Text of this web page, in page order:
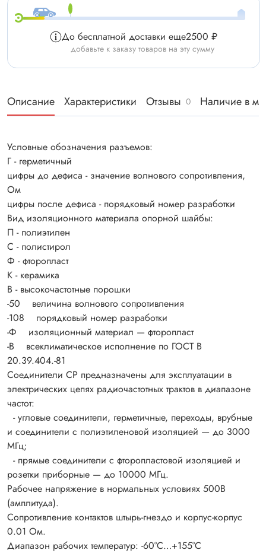
До бесплатной доставки еще2500 ₽
добавьте к заказу товаров на эту сумму
Описание Характеристики Отзывы 0 Наличие в
Условные обозначения разъемов:
Г - герметичный
цифры до дефиса - значение волнового сопротивления,
Ом
цифры после дефиса - порядковый номер разработки
Вид изоляционного материала опорной шайбы:
П - полиэтилен
С - полистирол
Ф - фторопласт
К - керамика
В - высокочастотные порошки
-50 величина волнового сопротивления
-108 порядковый номер разработки
-Ф изоляционный материал — фторопласт
-В всеклиматическое исполнение по ГОСТ В
20.39.404.-81
Соединители СР предназначены для эксплуатации в
электрических цепях радиочастотных трактов в диапазоне
частот:
- угловые соединители, герметичные, переходы, врубные
и соединители с полиэтиленовой изоляцией — до 3000
МГц;
- прямые соединители с фторопластовой изоляцией и
розетки приборные — до 10000 МГц.
Рабочее напряжение в нормальных условиях 500В
(амплитуда).
Сопротивление контактов штырь-гнездо и корпус-корпус
0.01 Ом.
Диапазон рабочих температур: -60°С…+155°С